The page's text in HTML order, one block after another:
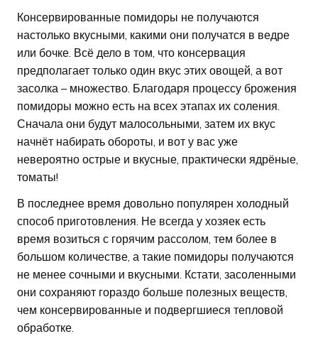
Консервированные помидоры не получаются
настолько вкусными, какими они получатся в ведре
или бочке. Всё дело в том, что консервация
предполагает только один вкус этих овощей, а вот
засолка – множество. Благодаря процессу брожения
помидоры можно есть на всех этапах их соления.
Сначала они будут малосольными, затем их вкус
начнёт набирать обороты, и вот у вас уже
невероятно острые и вкусные, практически ядрёные,
томаты!
В последнее время довольно популярен холодный
способ приготовления. Не всегда у хозяек есть
время возиться с горячим рассолом, тем более в
большом количестве, а такие помидоры получаются
не менее сочными и вкусными. Кстати, засоленными
они сохраняют гораздо больше полезных веществ,
чем консервированные и подвергшиеся тепловой
обработке.